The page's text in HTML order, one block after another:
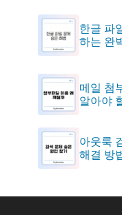
한글 파
하는 완
메일 첨
알아야
아웃룩
해결 방